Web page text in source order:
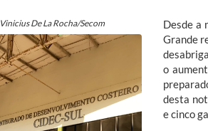
De La Rocha/Secom
Desde a
Grande
o
desta
e cinco